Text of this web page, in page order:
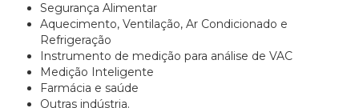
Segurança Alimentar
Aquecimento, Ventilação, Ar Condicionado e
Refrigeração
Instrumento de medição para análise de VAC
Medição Inteligente
Farmácia e saúde
Outras indústria.